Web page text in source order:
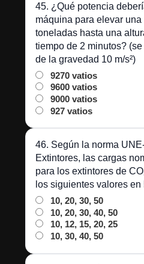
45. ¿Qué potencia
máquina para elevar
toneladas hasta una
tiempo de 2 minutos?
de la gravedad 10 m/s²)
9270 vatios
9600 vatios
9000 vatios
927 vatios
46. Según la norma
Extintores, las cargas
para los extintores de
los siguientes valores en
10, 20, 30, 50
10, 20, 30, 40, 50
10, 12, 15, 20, 25
10, 30, 40, 50